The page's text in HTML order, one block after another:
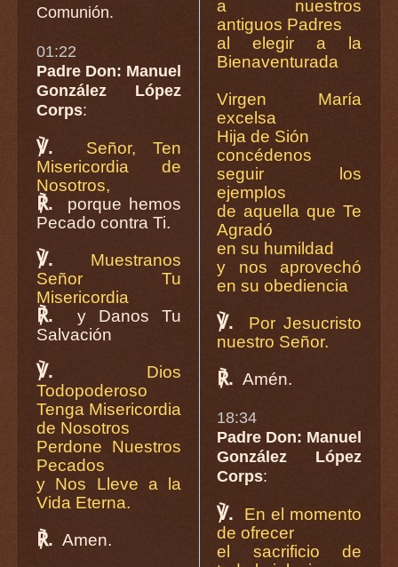
Comunión.
01:22
Padre Don: Manuel
González López
Corps:
℣.
Señor, Ten
Misericordia de
Nosotros,
℟.
porque hemos
Pecado contra Ti.
℣.
Muestranos
Señor Tu
Misericordia
℟.
y Danos Tu
Salvación
℣.
Dios
Todopoderoso
Tenga Misericordia
de Nosotros
Perdone Nuestros
Pecados
y Nos Lleve a la
Vida Eterna.
℟. Amen.
a nuestros
antiguos Padres
al elegir a la
Bienaventurada
Virgen María
excelsa
Hija de Sión
concédenos
seguir los
ejemplos
de aquella que Te
Agradó
en su humildad
y nos aprovechó
en su obediencia
℣.
Por Jesucristo
nuestro Señor.
℟. Amén.
18:34
Padre Don: Manuel
González López
Corps:
℣.
En el momento
de ofrecer
el sacrificio de